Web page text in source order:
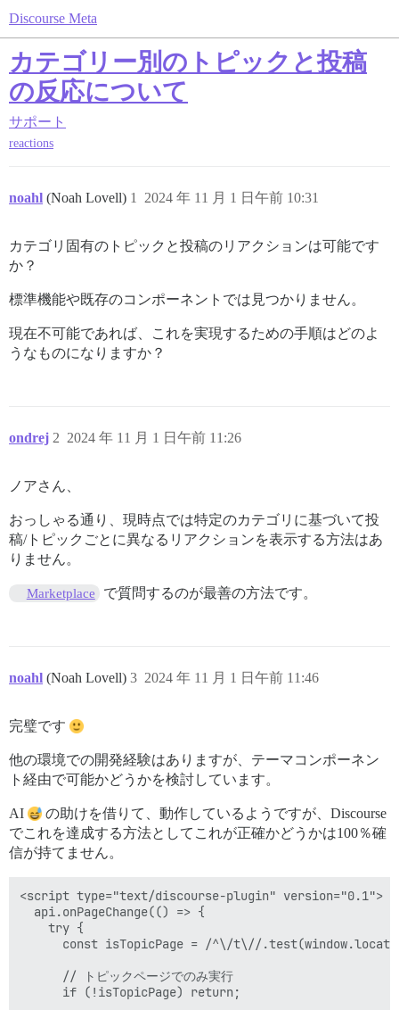
Discourse Meta
カテゴリー別のトピックと投稿
の反応について
サポート
reactions
noahl (Noah Lovell) 2024 年 11 月 1 日午前 10:31
1
カテゴリ固有のトピックと投稿のリアクションは可能です
か？
標準機能や既存のコンポーネントでは見つかりません。
現在不可能であれば、これを実現するための手順はどのよ
うなものになりますか？
ondrej 2024 年 11 月 1 日午前 11:26
2
ノアさん、
おっしゃる通り、現時点では特定のカテゴリに基づいて投
稿/トピックごとに異なるリアクションを表示する方法はあ
りません。
Marketplace で質問するのが最善の方法です。
noahl (Noah Lovell) 2024 年 11 月 1 日午前 11:46
3
完璧です
他の環境での開発経験はありますが、テーマコンポーネン
ト経由で可能かどうかを検討しています。
AI
の助けを借りて、動作しているようですが、Discourse
でこれを達成する方法としてこれが正確かどうかは100％確
信が持てません。
<script type="text/discourse-plugin" version="0.1">
  api.onPageChange(() => {
    try {
const isTopicPage = /^\/t\//
      // トピックページでのみ実行
      if (!isTopicPage) return;